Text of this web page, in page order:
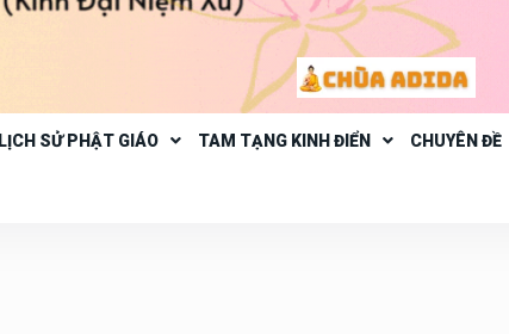
LỊCH SỬ PHẬT GIÁO TAM TẠNG KINH ĐIỂN CHUYÊN ĐỀ